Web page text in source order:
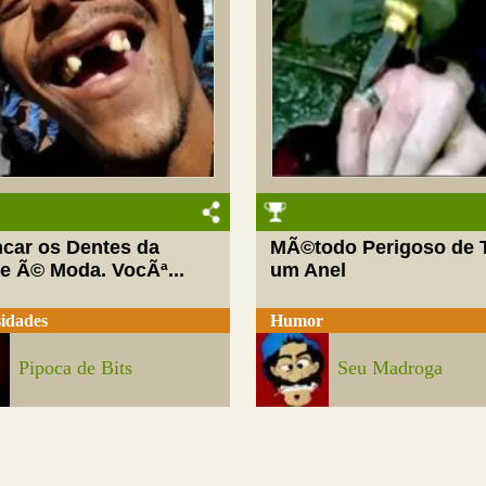
os Dentes da
Ã© Moda. VocÃª...
Pipoca de Bits
MÃ©todo Perigoso de
um Anel
Humor
Seu Madroga